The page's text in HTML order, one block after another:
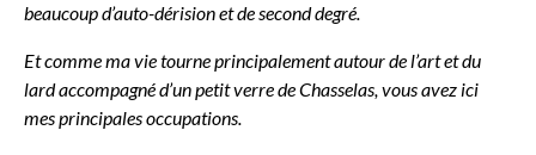
beaucoup d’auto-dérision et de second degré.
Et comme ma vie tourne principalement autour de l’art et du
lard accompagné d’un petit verre de Chasselas, vous avez ici
mes principales occupations.